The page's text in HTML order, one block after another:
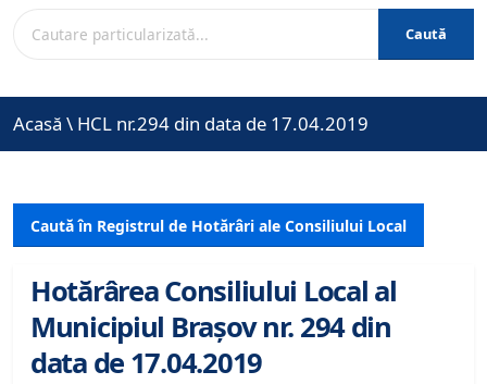
Caută
Acasă \ HCL nr.294 din data de 17.04.2019
Caută în Registrul de Hotărâri ale Consiliului Local
Hotărârea Consiliului Local al
Municipiul Brașov nr. 294 din
data de 17.04.2019